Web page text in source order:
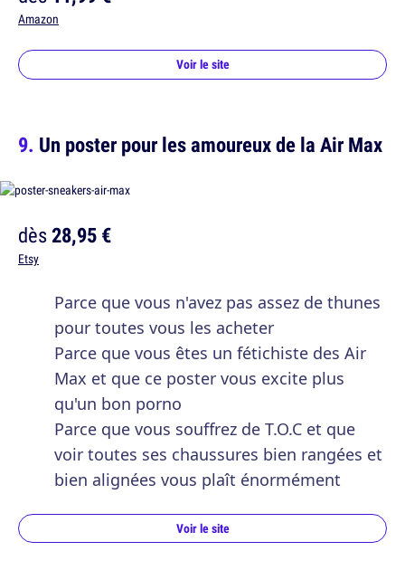
Amazon
Voir le site
Un poster pour les amoureux de la Air Max
dès28,95 €
Etsy
Parce que vous n'avez pas assez de thunes
pour toutes vous les acheter
Parce que vous êtes un fétichiste des Air
Max et que ce poster vous excite plus
qu'un bon porno
Parce que vous souffrez de T.O.C et que
voir toutes ses chaussures bien rangées et
bien alignées vous plaît énormément
Voir le site